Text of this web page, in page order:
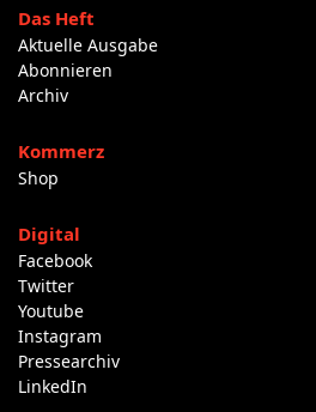
Das Heft
Aktuelle Ausgabe
Abonnieren
Archiv
Kommerz
Shop
Digital
Facebook
Twitter
Youtube
Instagram
Pressearchiv
LinkedIn